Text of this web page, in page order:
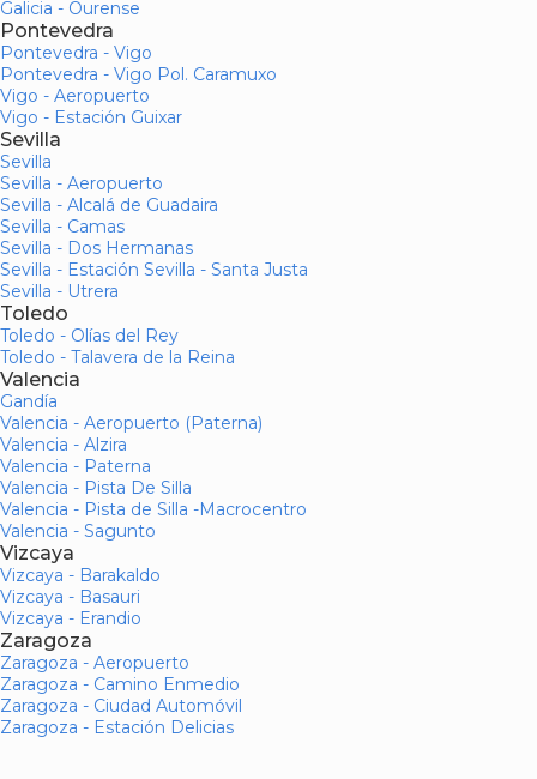
Galicia - Ourense
Pontevedra
Pontevedra - Vigo
Pontevedra - Vigo Pol. Caramuxo
Vigo - Aeropuerto
Vigo - Estación Guixar
Sevilla
Sevilla
Sevilla - Aeropuerto
Sevilla - Alcalá de Guadaira
Sevilla - Camas
Sevilla - Dos Hermanas
Sevilla - Estación Sevilla - Santa Justa
Sevilla - Utrera
Toledo
Toledo - Olías del Rey
Toledo - Talavera de la Reina
Valencia
Gandía
Valencia - Aeropuerto (Paterna)
Valencia - Alzira
Valencia - Paterna
Valencia - Pista De Silla
Valencia - Pista de Silla -Macrocentro
Valencia - Sagunto
Vizcaya
Vizcaya - Barakaldo
Vizcaya - Basauri
Vizcaya - Erandio
Zaragoza
Zaragoza - Aeropuerto
Zaragoza - Camino Enmedio
Zaragoza - Ciudad Automóvil
Zaragoza - Estación Delicias